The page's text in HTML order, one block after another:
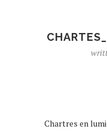
Chartres en